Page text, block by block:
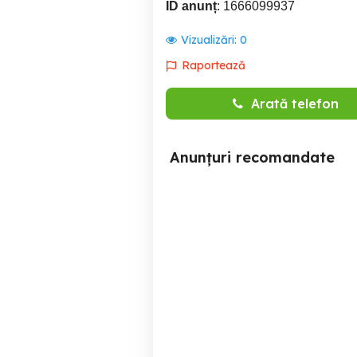
ID anunț: 1666099937
Vizualizări: 0
Raportează
Arată telefon
Anunțuri recomandate